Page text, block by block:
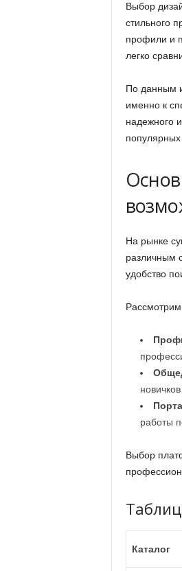
Выбор
стильного
профили и
легко
По данным
именно к
надежного
популярных
На рынке
различным
удобство
работы
Выбор
Каталог